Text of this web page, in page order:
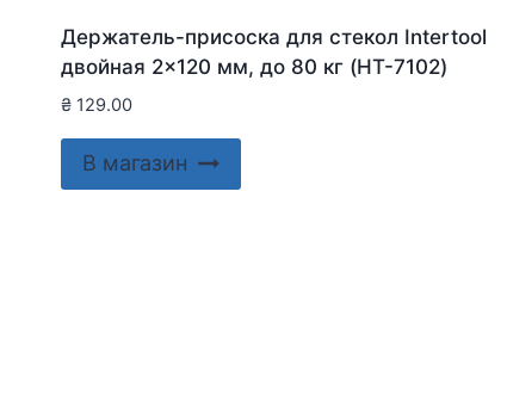
Держатель-присоска для стекол Intertool
двойная 2×120 мм, до 80 кг (HT-7102)
₴ 129.00
В магазин